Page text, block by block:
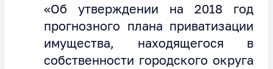
«Об утверждении на 2018 год
прогнозного плана приватизации
имущества, находящегося в
собственности городского округа